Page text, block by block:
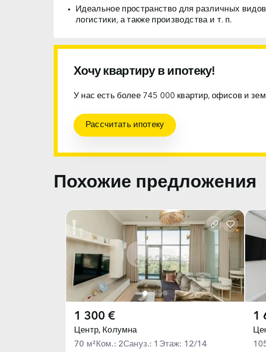
Идеальное пространство для различных
логистики, а также производства и т. п.
Хочу квартиру в ипотеку!
У нас есть более 745 000 квартир, офисов и
Рассчитать ипотеку
Похожие предложения
1 300 €
Центр, Колумна
70 м² Ком.: 2Сануз.: 1 Этаж: 12/14
1